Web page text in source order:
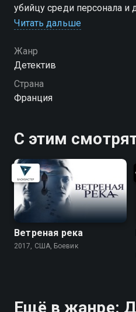
убийцу среди персонала
отличить правду от лжи?
Читать дальше
Жанр
Детектив
Страна
Франция
С этим
Ветреная река
2017, США, Боевик
Ещё в жанре: